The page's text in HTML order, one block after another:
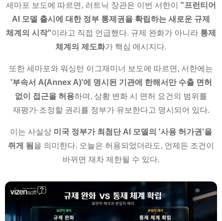
세마포 보도에 따르면, 러트닉 장관은 이번 서한이 "프런티어
AI 모델 출시에 대한 정부 통제권을 확립하는 새로운 규제
체계의 시작"이라고 직접 언급했다. 규제 완화가 아니라 통제
체계의 제도화가 핵심 메시지다.
또한 세마포와 워싱턴 이그재미너 보도에 따르면, 서한에는
'부속서 A(Annex A)'에 명시된 기관에 한해서만 수출 면허
없이 접근을 허용하며, 상황 변화 시 면허 요건의 범위를
재평가·조정할 권리를 정부가 유보한다고 명시되어 있다.
이는 사실상 미국 정부가 최첨단 AI 모델의 '사용 허가권'을
쥐게 됨 을 의미한다. 오늘은 허용되었더라도, 언제든 조건이
바뀌면 재차 제한될 수 있다.